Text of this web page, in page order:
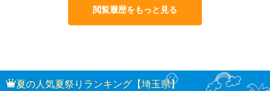
閲覧履歴をもっと見る
夏の人気夏祭りランキング【埼玉県】